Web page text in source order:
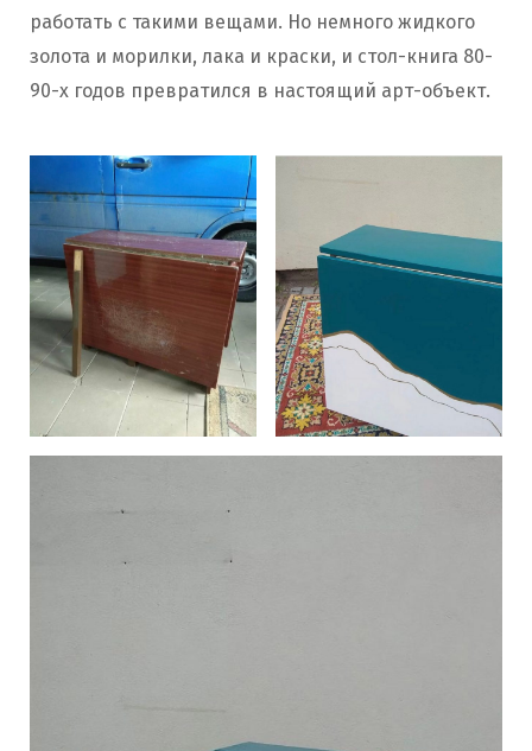
работать с такими вещами. Но немного жидкого
золота и морилки, лака и краски, и стол-книга 80-
90-х годов превратился в настоящий арт-объект.